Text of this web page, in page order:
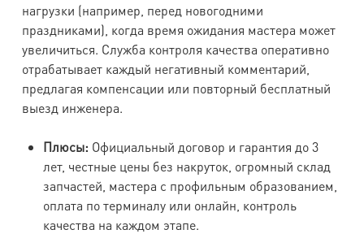
нагрузки (например, перед новогодними
праздниками), когда время ожидания мастера может
увеличиться. Служба контроля качества оперативно
отрабатывает каждый негативный комментарий,
предлагая компенсации или повторный бесплатный
выезд инженера.
Плюсы: Официальный договор и гарантия до 3
лет, честные цены без накруток, огромный склад
запчастей, мастера с профильным образованием,
оплата по терминалу или онлайн, контроль
качества на каждом этапе.